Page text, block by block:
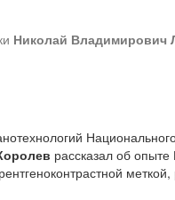
Николай Владимирович
рассказал об